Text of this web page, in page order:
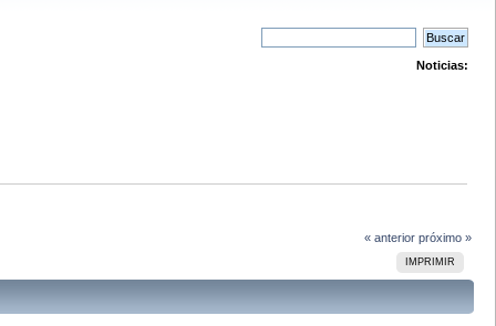
Noticias:
« anterior próximo »
IMPRIMIR